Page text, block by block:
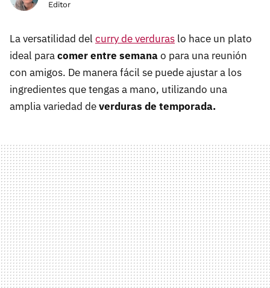
Editor
La versatilidad del curry de verduras lo hace un plato
ideal paracomer entre semanao para una reunión
con amigos. De manera fácil se puede ajustar a los
ingredientes que tengas a mano, utilizando una
amplia variedad deverduras de temporada.